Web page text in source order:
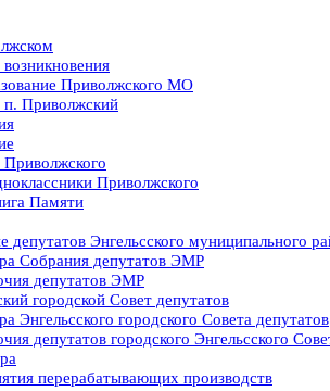
Приволжского МО
Приволжский
Приволжского
Памяти
депутатов Энгельсского муниципального
Собрания депутатов ЭМР
депутатов ЭМР
городской Совет депутатов
Энгельсского городского Совета депутатов
депутатов городского Энгельсского
перерабатывающих производств